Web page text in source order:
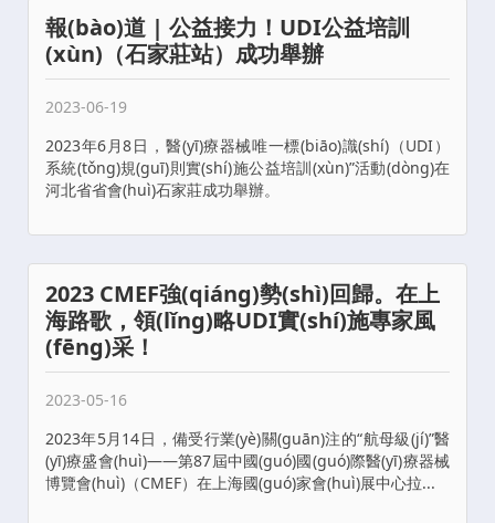
報(bào)道 | 公益接力！UDI公益培訓
(xùn)（石家莊站）成功舉辦
2023-06-19
2023年6月8日，醫(yī)療器械唯一標(biāo)識(shí)（UDI）
系統(tǒng)規(guī)則實(shí)施公益培訓(xùn)”活動(dòng)在
河北省省會(huì)石家莊成功舉辦。
2023 CMEF強(qiáng)勢(shì)回歸。在上
海路歌，領(lǐng)略UDI實(shí)施專家風
(fēng)采！
2023-05-16
2023年5月14日，備受行業(yè)關(guān)注的“航母級(jí)”醫
(yī)療盛會(huì)——第87屆中國(guó)國(guó)際醫(yī)療器械
博覽會(huì)（CMEF）在上海國(guó)家會(huì)展中心拉...